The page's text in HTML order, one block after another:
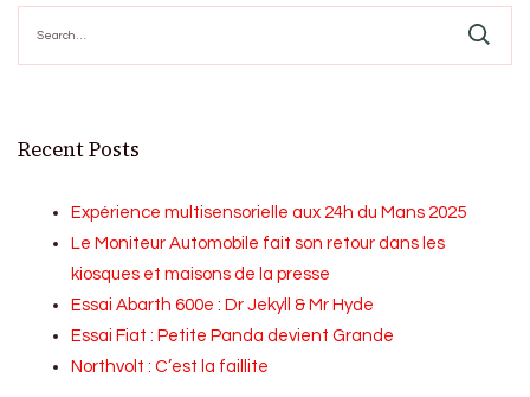
for:
Recent Posts
Expérience multisensorielle aux 24h du Mans 2025
Le Moniteur Automobile fait son retour dans les
kiosques et maisons de la presse
Essai Abarth 600e : Dr Jekyll & Mr Hyde
Essai Fiat : Petite Panda devient Grande
Northvolt : C’est la faillite